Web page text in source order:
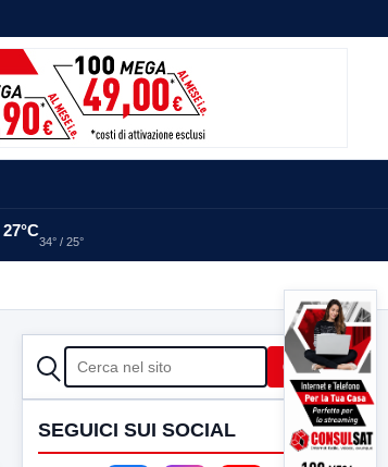
27°C
34° / 25°
CERCA Cerca
SEGUICI SUI SOCIAL